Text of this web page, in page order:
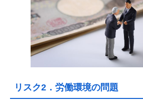
リスク2．労働環境の問題